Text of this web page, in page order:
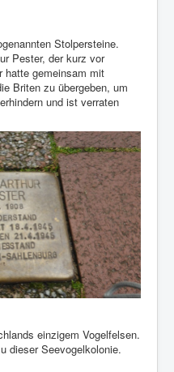
Stolpersteine.
Pester, der kurz vor
hatte gemeinsam mit
Briten zu übergeben, um
und ist verraten
einzigem Vogelfelsen.
dieser Seevogelkolonie.